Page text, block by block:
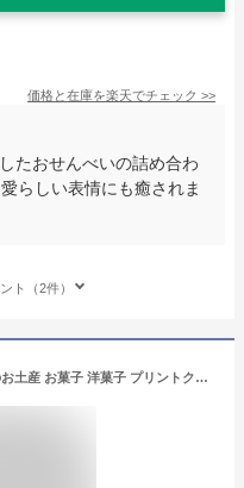
価格と在庫を楽天でチェック >>
たおせんべいの詰め合わ
らしい表情にも癒されま
ト（2件）
まめしばまみれ8個入（信州長野のお土産 お菓子 洋菓子 プリントクッキー チョコレートクッキー 柴犬クッキー わんこクッキー）